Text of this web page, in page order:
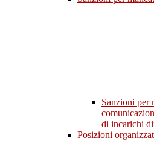
Sanzioni per
di incarichi
Posizioni